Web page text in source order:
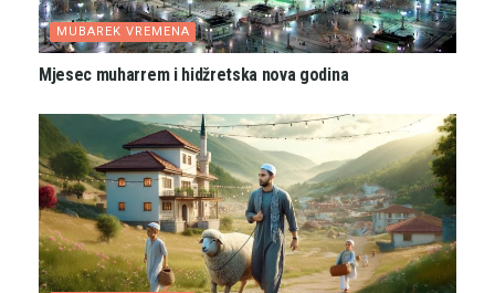
MUBAREK VREMENA
Mjesec muharrem i hidžretska nova godina